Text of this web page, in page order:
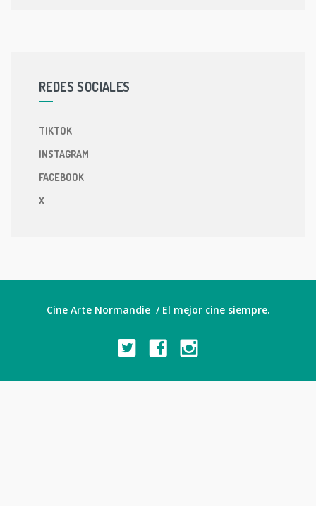
REDES SOCIALES
TIKTOK
INSTAGRAM
FACEBOOK
X
Cine Arte Normandie / El mejor cine siempre.